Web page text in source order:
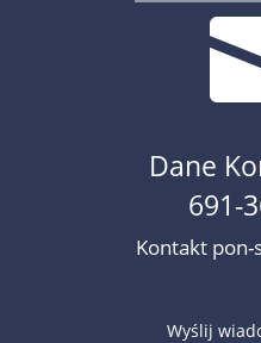
Dane
691-
Kontakt pon-
Wyślij